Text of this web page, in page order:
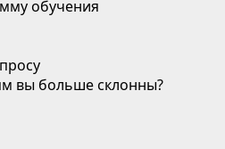
обучения
вы больше склонны?